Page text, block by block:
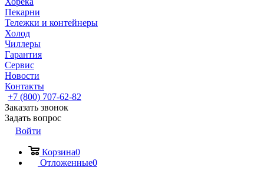
Пекарни
Тележки и контейнеры
Холод
Чиллеры
Гарантия
Сервис
Новости
Контакты
+7 (800) 707-62-82
Заказать звонок
Задать вопрос
Войти
Корзина0
Отложенные0